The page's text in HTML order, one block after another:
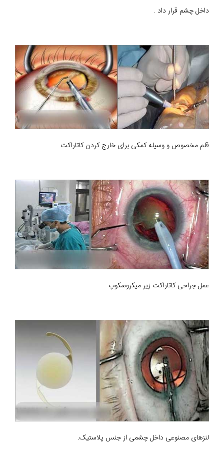
داخل چشم قرار داد .
قلم مخصوص و وسیله کمکی برای خارج کردن کاتاراکت
عمل جراحی کاتاراکت زیر میکروسکوپ
لنزهای مصنوعی داخل چشمی از جنس پلاستیک.